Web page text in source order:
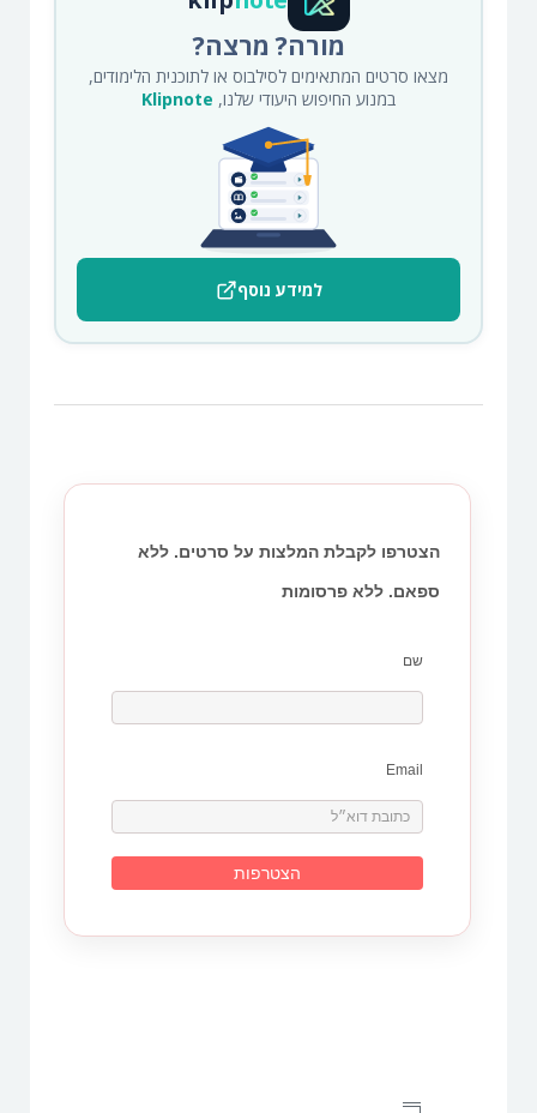
מורה? מרצה?
מצאו סרטים המתאימים לסילבוס או לתוכנית הלימודים,
במנוע החיפוש היעודי שלנו, Klipnote
למידע נוסף
הצטרפו לקבלת המלצות על סרטים. ללא
ספאם. ללא פרסומות
שם
Email